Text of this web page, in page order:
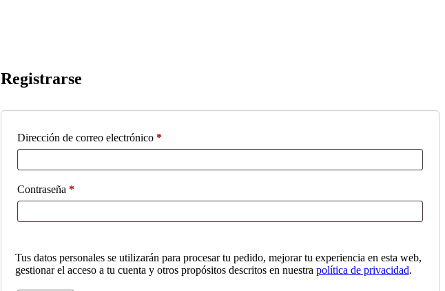
Registrarse
Dirección de correo electrónico *Obligatorio
Contraseña *Obligatorio
Tus datos personales se utilizarán para procesar tu pedido, mejorar tu experiencia en esta web,
gestionar el acceso a tu cuenta y otros propósitos descritos en nuestra política de privacidad.